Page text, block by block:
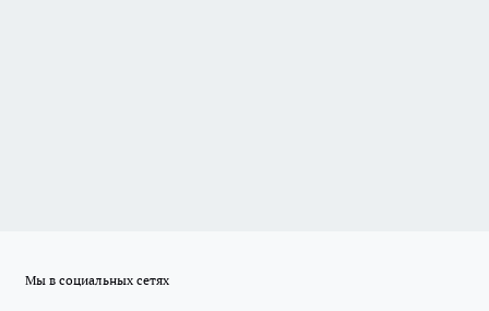
Мы в социальных сетях